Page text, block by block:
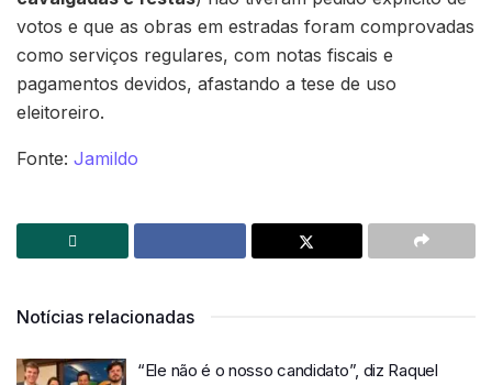
votos e que as obras em estradas foram comprovadas
como serviços regulares, com notas fiscais e
pagamentos devidos, afastando a tese de uso
eleitoreiro.
Fonte: Jamildo
Notícias relacionadas
“Ele não é o nosso candidato”, diz Raquel